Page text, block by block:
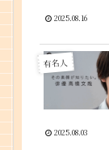
2025.08.16
有名人
2025.08.03